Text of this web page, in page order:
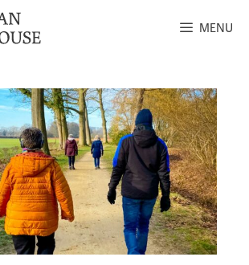
MENU